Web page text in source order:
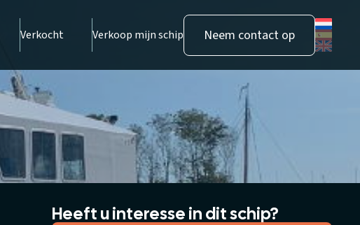
Verkocht Verkoop mijn schip Neem contact op
Heeft u interesse in dit schip?